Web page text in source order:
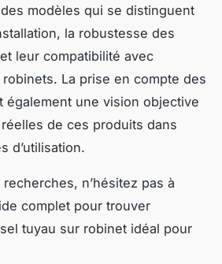
modèles qui se distinguent
la robustesse des
leur compatibilité avec
La prise en compte des
également une vision objective
de ces produits dans
d’utilisation.
n’hésitez pas à
complet pour trouver
tuyau sur robinet idéal pour